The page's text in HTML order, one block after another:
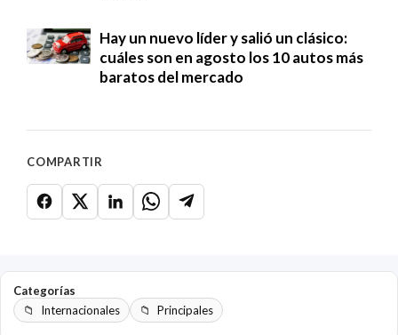
Hay un nuevo líder y salió un clásico:
cuáles son en agosto los 10 autos más
baratos del mercado
COMPARTIR
Categorías
Internacionales
Principales